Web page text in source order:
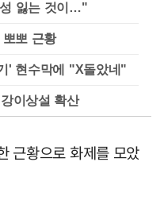
잃는 것이…"
뽀 근황
' 현수막에 "X돌았네"
이상설 확산
근황으로 화제를 모았